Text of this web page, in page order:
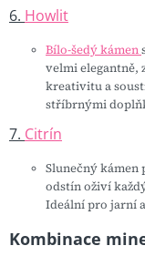
6. Howlit
Bílo-šedý kámen
velmi elegantně,
kreativitu a
stříbrnými
7. Citrín
Slunečný kámen
odstín oživí
Ideální pro jarní
Kombinace